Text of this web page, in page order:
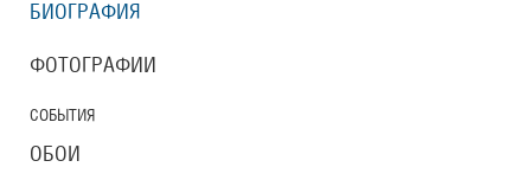
БИОГРАФИЯ
ФОТОГРАФИИ
СОБЫТИЯ
ОБОИ